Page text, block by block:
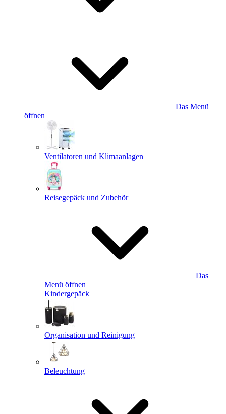
Das Menü
öffnen
Ventilatoren und Klimaanlagen
Reisegepäck und Zubehör
Das
Menü öffnen
Kindergepäck
Organisation und Reinigung
Beleuchtung